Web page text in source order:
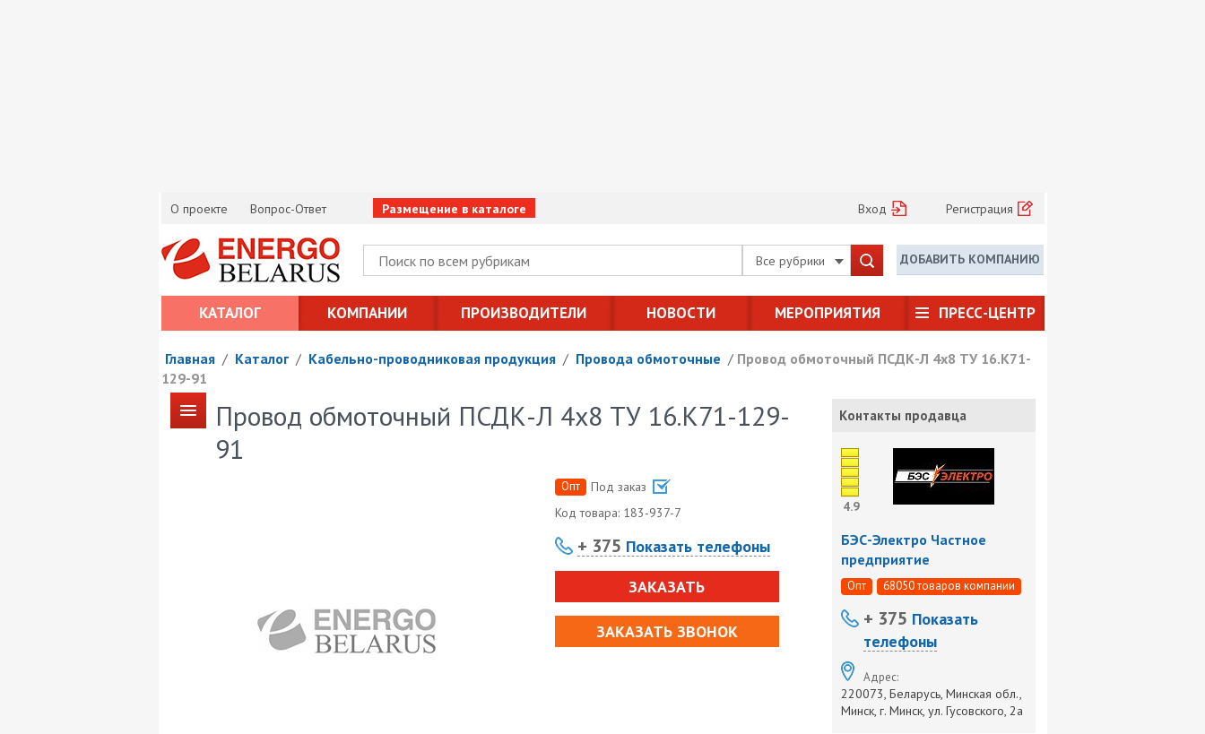
О проекте Вопрос-Ответ Размещение в каталоге Вход Регистрация
Все рубрики ДОБАВИТЬ КОМПАНИЮ
КАТАЛОГ КОМПАНИИ ПРОИЗВОДИТЕЛИ НОВОСТИ МЕРОПРИЯТИЯ ПРЕСС-ЦЕНТР
Главная / Каталог / Кабельно-проводниковая продукция / Провода обмоточные / Провод обмоточный ПСДК-Л 4х8 ТУ 16.К71-
129-91
Провод обмоточный ПСДК-Л 4х8 ТУ 16.К71-129-
91
Опт
Под заказ
Код товара: 183-937-7
+ 375 Показать телефоны
ЗАКАЗАТЬ
ЗАКАЗАТЬ ЗВОНОК
Контакты продавца
4.9
БЭС-Электро Частное
предприятие
Опт 68050 товаров компании
+ 375 Показать
телефоны
Адрес:
220073, Беларусь, Минская обл.,
Минск, г. Минск, ул. Гусовского, 2а